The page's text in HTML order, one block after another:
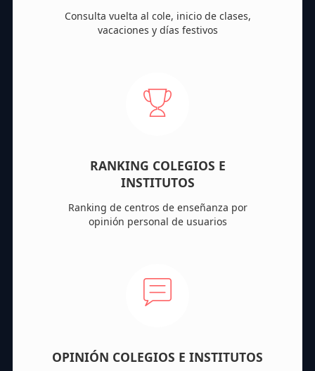
Consulta vuelta al cole, inicio de clases,
vacaciones y días festivos
RANKING COLEGIOS E
INSTITUTOS
Ranking de centros de enseñanza por
opinión personal de usuarios
OPINIÓN COLEGIOS E INSTITUTOS